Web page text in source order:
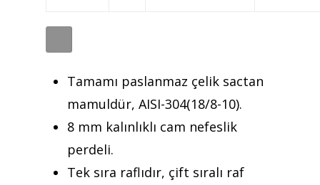
Tamamı paslanmaz çelik sactan
mamuldür, AISI-304(18/8-10).
8 mm kalınlıklı cam nefeslik
perdeli.
Tek sıra raflıdır, çift sıralı raf
İletişim
Mattaş Medikal